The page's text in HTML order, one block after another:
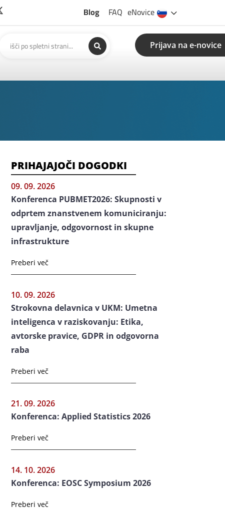
Blog FAQ eNovice
Prijava na e-novice
PRIHAJAJOČI DOGODKI
09. 09. 2026
Konferenca PUBMET2026: Skupnosti v
odprtem znanstvenem komuniciranju:
upravljanje, odgovornost in skupne
infrastrukture
Preberi več
10. 09. 2026
Strokovna delavnica v UKM: Umetna
inteligenca v raziskovanju: Etika,
avtorske pravice, GDPR in odgovorna
raba
Preberi več
21. 09. 2026
Konferenca: Applied Statistics 2026
Preberi več
14. 10. 2026
Konferenca: EOSC Symposium 2026
Preberi več